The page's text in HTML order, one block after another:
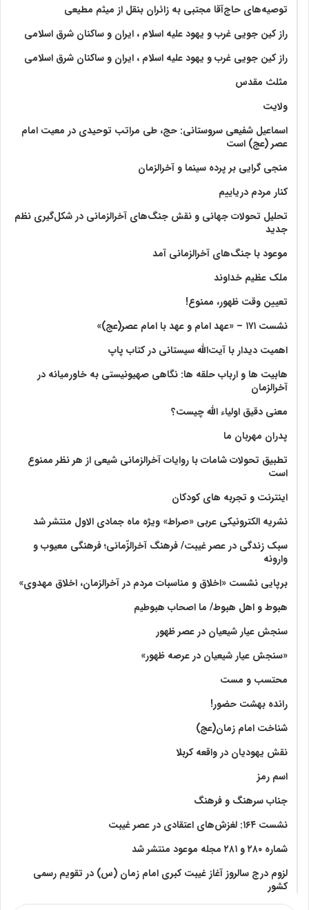
توصیه‌های حاج‌آقا مجتبی به زائران بنقل از میثم مطیعی
راز کین جویی غرب و یهود علیه اسلام ، ایران و ساکنان شرق اسلامی
راز کین جویی غرب و یهود علیه اسلام ، ایران و ساکنان شرق اسلامی
مثلث مقدس
ولايت‏
اسماعیل شفیعی سروستانی: حج، طی مراتب توحیدی در معیت امام
عصر (عج) است
منجی گرایی بر پرده سینما و آخرالزمان
کنار مردم دریاییم
تحلیل تحولات جهانی و نقش جنگ‌های آخرالزمانی در شکل‌گیری نظم
جدید
موعود با جنگ‌های آخرالزمانی آمد
ملک عظیم خداوند
تعیین وقت ظهور، ممنوع!
نشست ۱۷۱ – «عهد امام و عهد با امام عصر(عج)»
اهمیت دیدار با آیت‌الله سیستانی در کتاب پاپ
هابیت ها و ارباب حلقه ها: نگاهی صهیونیستی به خاورمیانه در
آخرالزمان
معنی دقیق اولیاء الله چیست؟
پدران مهربان ما
تطبیق تحولات شامات با روایات آخرالزمانی شیعی از هر نظر ممنوع
است
اینترنت و تجربه های کودکان
نشریه الکترونیکی عربی «صراط» ویژه ماه جمادی الاول منتشر شد
سبک زندگی در عصر غیبت/ فرهنگ آخرالزّمانی؛ فرهنگی معیوب و
وارونه
برپایی نشست «اخلاق و مناسبات مردم در آخرالزمان، اخلاق مهدوی»
هبوط و اهل هبوط/ ما اصحاب هبوطیم
سنجش عیار شیعیان در عصر ظهور
«سنجش عیار شیعیان در عرصه ظهور»
محتسب و مست
رانده بهشت‌ حضور!
شناخت امام زمان(عج)
نقش یهودیان در واقعه کربلا
اسم رمز
جناب سرهنگ و فرهنگ
نشست ۱۶۴: لغزش‌های اعتقادی در عصر غیبت
شماره ۲۸۰ و ۲۸۱ مجله موعود منتشر شد
لزوم درج سالروز آغاز غیبت کبری امام زمان (س) در تقویم رسمی
کشور